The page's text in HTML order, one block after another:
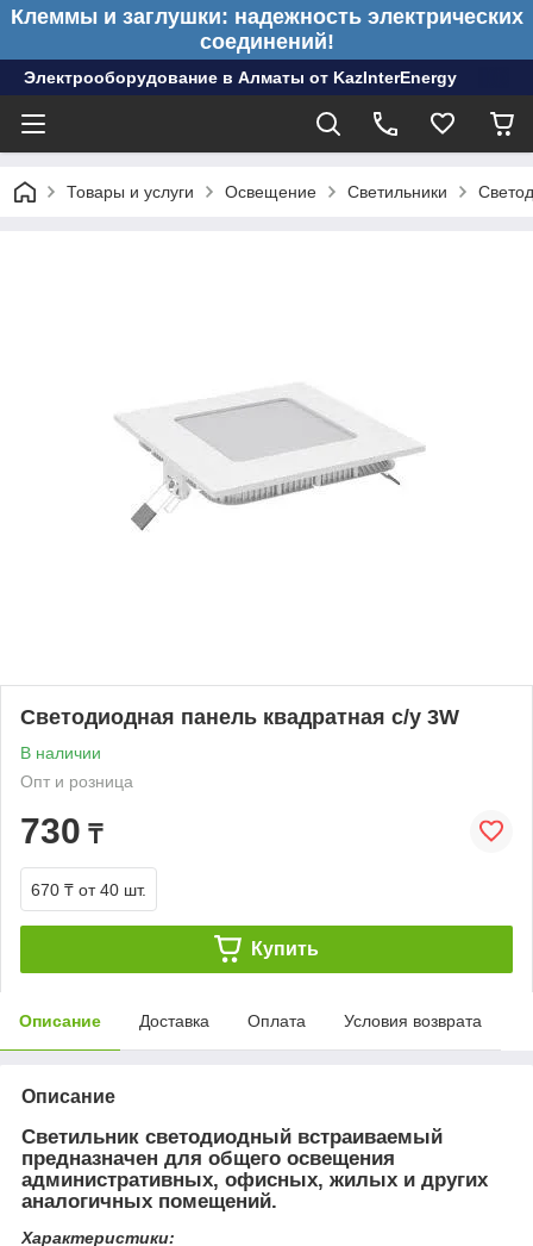
Клеммы и заглушки: надежность электрических
соединений!
Электрооборудование в Алматы от KazInterEnergy
Товары и услуги Освещение Светильники
Светодиодная панель квадратная с/у 3W
В наличии
Опт и розница
730 ₸
670 ₸ от 40 шт.
Купить
Описание Доставка Оплата Условия возврата
Описание
Светильник светодиодный встраиваемый
предназначен для общего освещения
административных, офисных, жилых и других
аналогичных помещений.
Характеристики: